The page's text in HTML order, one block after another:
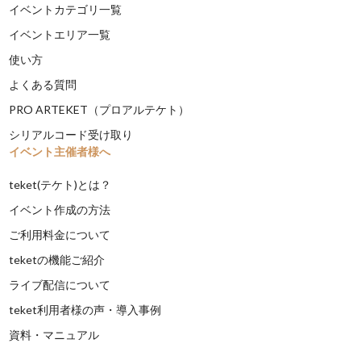
イベントカテゴリ一覧
イベントエリア一覧
使い方
よくある質問
PRO ARTEKET（プロアルテケト）
シリアルコード受け取り
イベント主催者様へ
teket(テケト)とは？
イベント作成の方法
ご利用料金について
teketの機能ご紹介
ライブ配信について
teket利用者様の声・導入事例
資料・マニュアル